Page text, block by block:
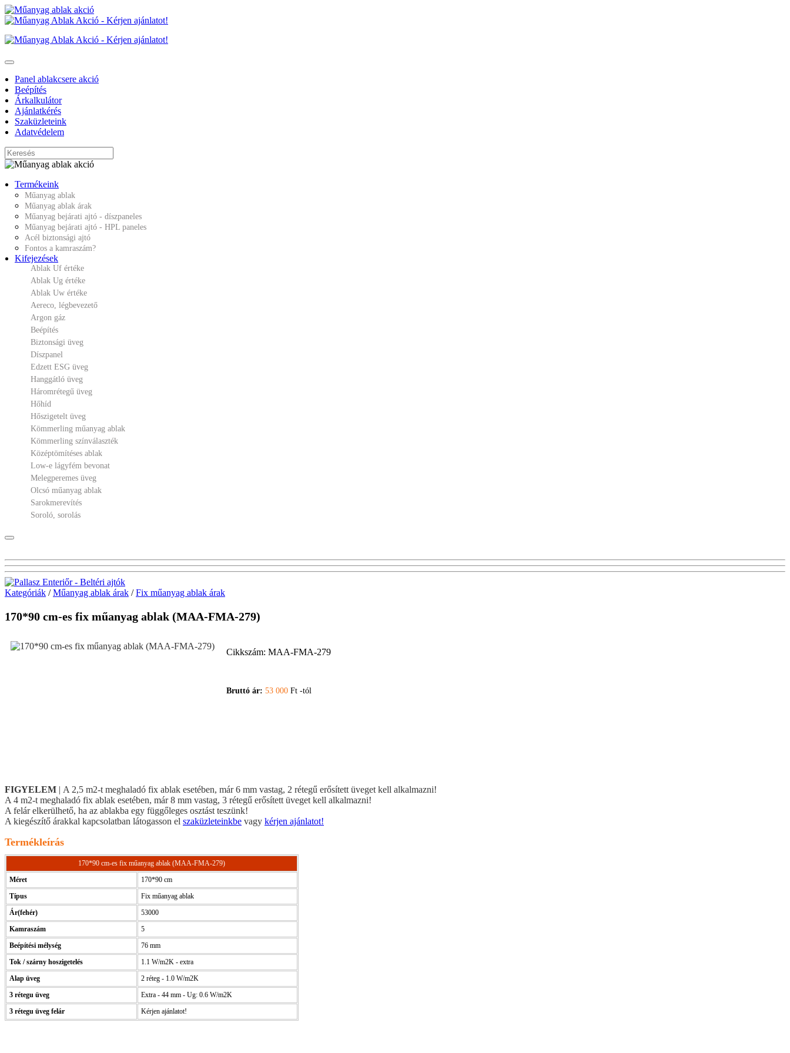
Panel ablakcsere akció
Beépítés
Árkalkulátor
Ajánlatkérés
Szaküzleteink
Adatvédelem
Termékeink
Műanyag ablak
Műanyag ablak árak
Műanyag bejárati ajtó - díszpaneles
Műanyag bejárati ajtó - HPL paneles
Acél biztonsági ajtó
Fontos a kamraszám?
Kifejezések
Ablak Uf értéke
Ablak Ug értéke
Ablak Uw értéke
Aereco, légbevezető
Argon gáz
Beépítés
Biztonsági üveg
Díszpanel
Edzett ESG üveg
Hanggátló üveg
Háromrétegű üveg
Hőhíd
Hőszigetelt üveg
Kömmerling műanyag ablak
Kömmerling színválaszték
Középtömítéses ablak
Low-e lágyfém bevonat
Melegperemes üveg
Olcsó műanyag ablak
Sarokmerevítés
Soroló, sorolás
Kategóriák /Műanyag ablak árak /Fix műanyag ablak árak
170*90 cm-es fix műanyag ablak (MAA-FMA-279)
Cikkszám: MAA-FMA-279
Bruttó ár: 53 000 Ft -tól
FIGYELEM | A 2,5 m2-t meghaladó fix ablak esetében, már 6 mm vastag, 2 rétegű erősített üveget kell alkalmazni!
A 4 m2-t meghaladó fix ablak esetében, már 8 mm vastag, 3 rétegű erősített üveget kell alkalmazni!
A felár elkerülhető, ha az ablakba egy függőleges osztást teszünk!
A kiegészítő árakkal kapcsolatban látogasson el szaküzleteinkbe vagy kérjen ajánlatot!
Termékleírás
170*90 cm-es fix műanyag ablak (MAA-FMA-279)
Méret
170*90 cm
Típus
Fix műanyag ablak
Ár(fehér)
53000
Kamraszám
5
Beépítési mélység
76 mm
Tok / szárny hoszigetelés
1.1 W/m2K - extra
Alap üveg
2 réteg - 1.0 W/m2K
3 rétegu üveg
Extra - 44 mm - Ug: 0.6 W/m2K
3 rétegu üveg felár
Kérjen ajánlatot!